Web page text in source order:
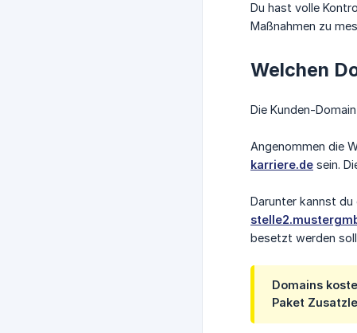
Du hast volle
Maßnahmen zu
Welchen
Die Kunden-
Angenommen die
karriere.de sein.
Darunter kannst du
besetzt werden
Domains
Paket